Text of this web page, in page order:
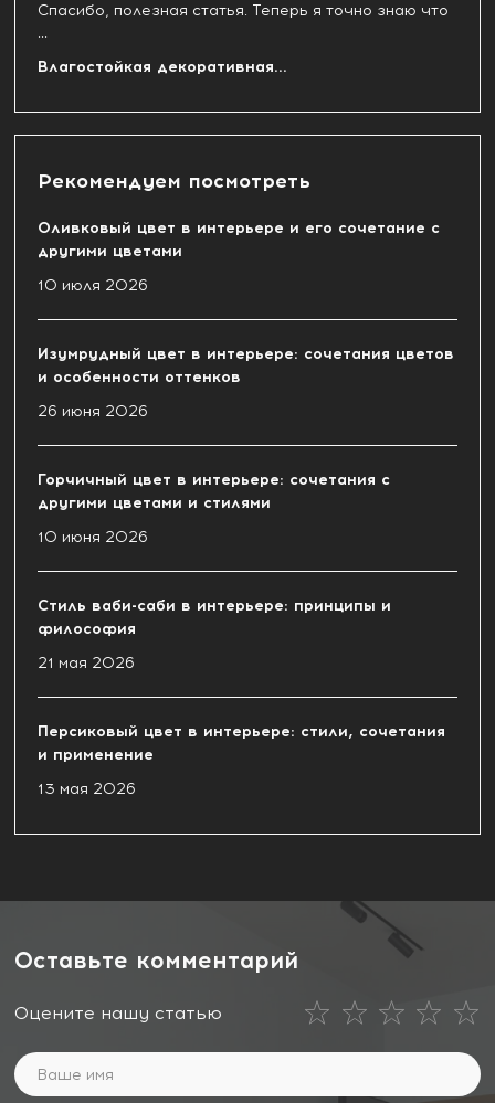
Спасибо, полезная статья. Теперь я точно знаю что
...
Влагостойкая декоративная...
Рекомендуем посмотреть
Оливковый цвет в интерьере и его сочетание с
другими цветами
10 июля 2026
Изумрудный цвет в интерьере: сочетания цветов
и особенности оттенков
26 июня 2026
Горчичный цвет в интерьере: сочетания с
другими цветами и стилями
10 июня 2026
Стиль ваби-саби в интерьере: принципы и
философия
21 мая 2026
Персиковый цвет в интерьере: стили, сочетания
и применение
13 мая 2026
Оставьте комментарий
Оцените нашу статью